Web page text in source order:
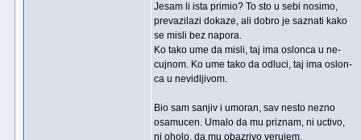
Jesam li ista primio? To sto u sebi nosimo,
prevazilazi dokaze, ali dobro je saznati kako
se misli bez napora.
Ko tako ume da misli, taj ima oslonca u ne-
cujnom. Ko ume tako da odluci, taj ima oslon-
ca u nevidljivom.
Bio sam sanjiv i umoran, sav nesto nezno
osamucen. Umalo da mu priznam, ni uctivo,
ni oholo, da mu obazrivo verujem.